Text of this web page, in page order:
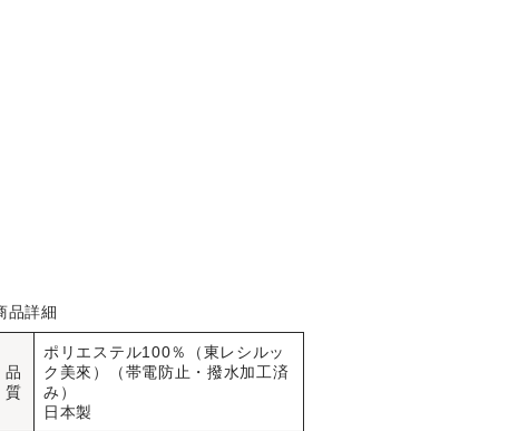
品詳細
品
質
ポリエステル100％（東レシルッ
ク美來）（帯電防止・撥水加工済
み）
日本製